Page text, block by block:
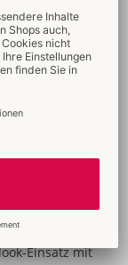
Bondage
elastischen Netz
In der
Einsatz mit